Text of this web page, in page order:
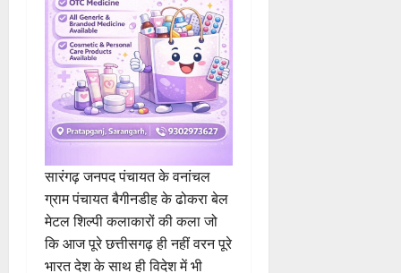
सारंगढ़ जनपद पंचायत के वनांचल
ग्राम पंचायत बैगीनडीह के ढोकरा बेल
मेटल शिल्पी कलाकारों की कला जो
कि आज पूरे छत्तीसगढ़ ही नहीं वरन पूरे
भारत देश के साथ ही विदेश में भी